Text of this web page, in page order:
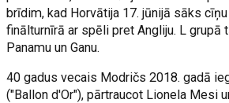
brīdim, kad Horvātija 17. jūnijā sāks
finālturnīrā ar spēli pret Angliju. L grupā
Panamu un Ganu.
40 gadus vecais Modričs 2018. gadā
("Ballon d'Or"), pārtraucot Lionela Mesi